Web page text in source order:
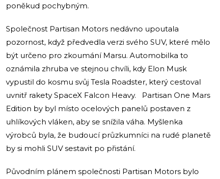
poněkud pochybným.
Společnost Partisan Motors nedávno upoutala
pozornost, když předvedla verzi svého SUV, které mělo
být určeno pro zkoumání Marsu. Automobilka to
oznámila zhruba ve stejnou chvíli, kdy Elon Musk
vypustil do kosmu svůj Tesla Roadster, který cestoval
uvnitř rakety SpaceX Falcon Heavy. Partisan One Mars
Edition by byl místo ocelových panelů postaven z
uhlíkových vláken, aby se snížila váha. Myšlenka
výrobců byla, že budoucí průzkumníci na rudé planetě
by si mohli SUV sestavit po přistání.
Původním plánem společnosti Partisan Motors bylo